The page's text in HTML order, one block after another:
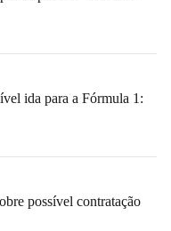
ida para a Fórmula 1:
possível contratação